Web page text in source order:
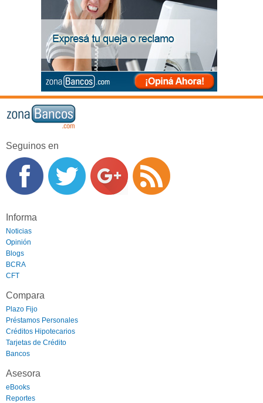
Seguinos en
Informa
Noticias
Opinión
Blogs
BCRA
CFT
Compara
Plazo Fijo
Préstamos Personales
Créditos Hipotecarios
Tarjetas de Crédito
Bancos
Asesora
eBooks
Reportes